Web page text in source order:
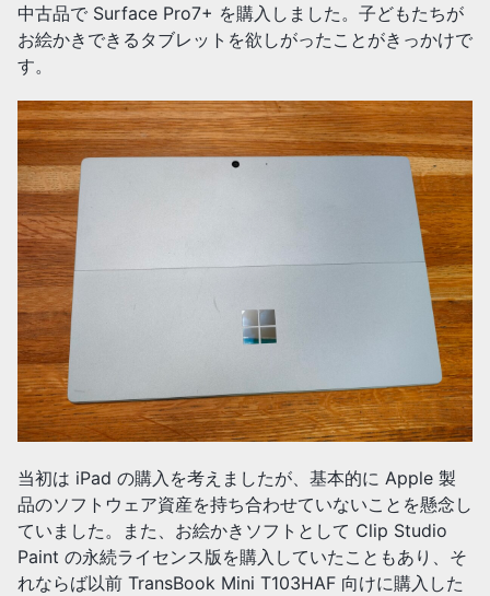
中古品で Surface Pro7+ を購入しました。子どもたちが
お絵かきできるタブレットを欲しがったことがきっかけで
す。
当初は iPad の購入を考えましたが、基本的に Apple 製
品のソフトウェア資産を持ち合わせていないことを懸念し
ていました。また、お絵かきソフトとして Clip Studio
Paint の永続ライセンス版を購入していたこともあり、そ
れならば以前 TransBook Mini T103HAF 向けに購入した